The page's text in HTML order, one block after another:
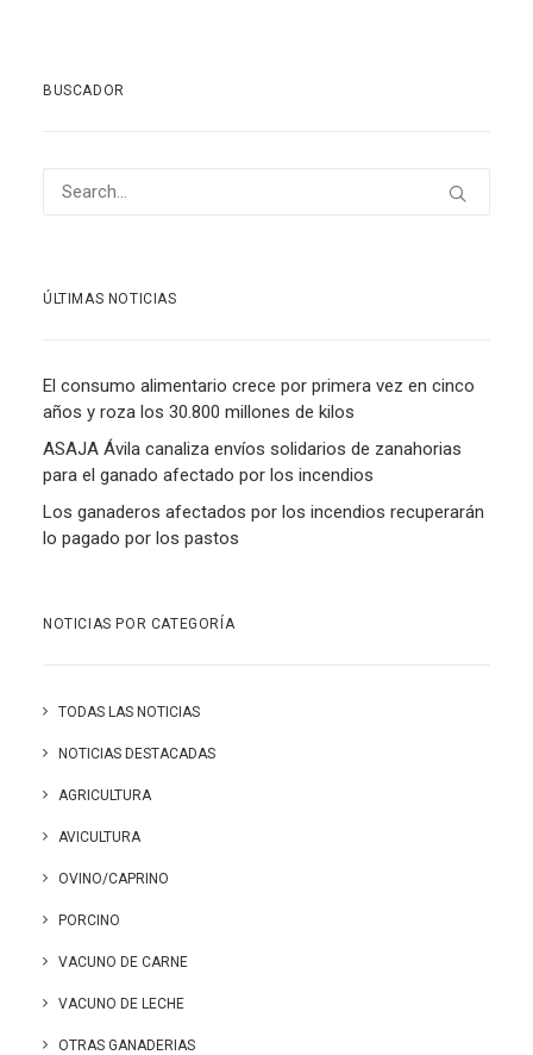
BUSCADOR
ÚLTIMAS NOTICIAS
El consumo alimentario crece por primera vez en cinco
años y roza los 30.800 millones de kilos
ASAJA Ávila canaliza envíos solidarios de zanahorias
para el ganado afectado por los incendios
Los ganaderos afectados por los incendios recuperarán
lo pagado por los pastos
NOTICIAS POR CATEGORÍA
TODAS LAS NOTICIAS
NOTICIAS DESTACADAS
AGRICULTURA
AVICULTURA
OVINO/CAPRINO
PORCINO
VACUNO DE CARNE
VACUNO DE LECHE
OTRAS GANADERIAS